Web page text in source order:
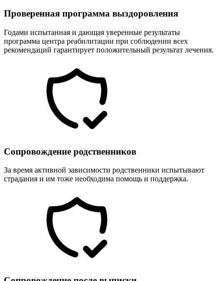
Проверенная программа выздоровления
Годами испытанная и дающая уверенные результаты
программа центра реабилитации при соблюдении всех
рекомендаций гарантирует положительный результат лечения.
Сопровождение родственников
За время активной зависимости родственники испытывают
страдания и им тоже необходима помощь и поддержка.